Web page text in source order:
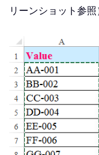
リーンショット参照